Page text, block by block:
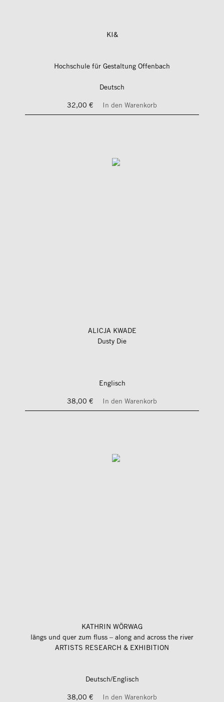
KI&
Hochschule für Gestaltung Offenbach
Deutsch
32,00 €
In den Warenkorb
ALICJA KWADE
Dusty Die
Englisch
38,00 €
In den Warenkorb
KATHRIN WÖRWAG
längs und quer zum fluss – along and across the river
ARTISTS RESEARCH & EXHIBITION
Deutsch/Englisch
38,00 €
In den Warenkorb